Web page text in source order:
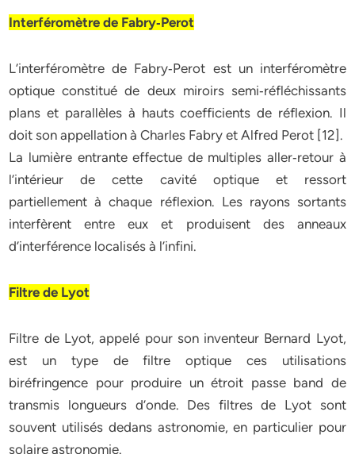
Interféromètre de Fabry‐Perot
L’interféromètre de Fabry‐Perot est un interféromètre
optique constitué de deux miroirs semi‐réfléchissants
plans et parallèles à hauts coefficients de réflexion. Il
doit son appellation à Charles Fabry et Alfred Perot [12].
La lumière entrante effectue de multiples aller‐retour à
l’intérieur de cette cavité optique et ressort
partiellement à chaque réflexion. Les rayons sortants
interfèrent entre eux et produisent des anneaux
d’interférence localisés à l’infini.
Filtre de Lyot
Filtre de Lyot, appelé pour son inventeur Bernard Lyot,
est un type de filtre optique ces utilisations
biréfringence pour produire un étroit passe band de
transmis longueurs d’onde. Des filtres de Lyot sont
souvent utilisés dedans astronomie, en particulier pour
solaire astronomie.